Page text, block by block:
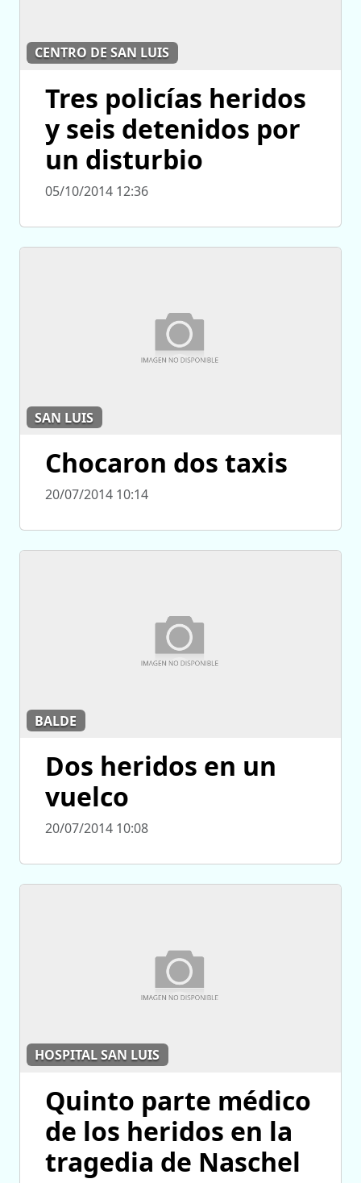
CENTRO DE SAN LUIS
Tres policías heridos
y seis detenidos por
un disturbio
05/10/2014 12:36
SAN LUIS
Chocaron dos taxis
20/07/2014 10:14
BALDE
Dos heridos en un
vuelco
20/07/2014 10:08
HOSPITAL SAN LUIS
Quinto parte médico
de los heridos en la
tragedia de Naschel